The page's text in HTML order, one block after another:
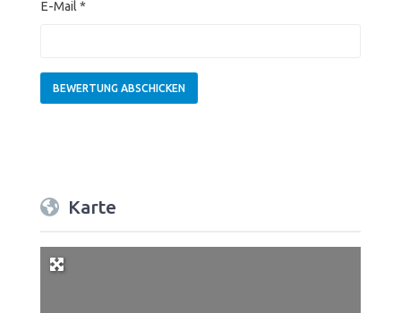
E-Mail *
Karte